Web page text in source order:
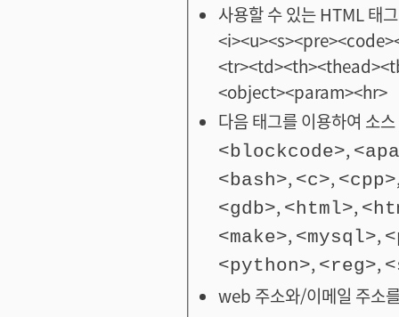
사용할 수 있는 HTML
<object><param><hr>
다음 태그를 이용하여 소
<blockcode>,
<bash>, <c>, <cpp>
<gdb>, <html>,
<make>, <mysql>,
<python>, <reg>,
web 주소와/이메일 주소